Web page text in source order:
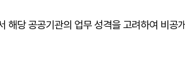
해당 공공기관의 업무 성격을 고려하여 비